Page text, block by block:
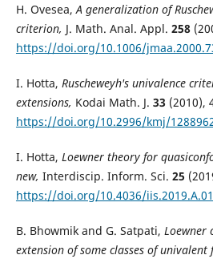
H. Ovesea,A generalization of
criterion, J. Math. Anal. Appl. 258
https://doi.org/10.1006/
I. Hotta, Ruscheweyh's univalence
extensions, Kodai Math. J. 33 (2010),
https://doi.org/10.2996/kmj/
I. Hotta, Loewner theory for
new, Interdiscip. Inform. Sci. 25
https://doi.org/10.4036/iis.2019.A.01
B. Bhowmik and G. Satpati, Loewner
extension of some classes of univalent